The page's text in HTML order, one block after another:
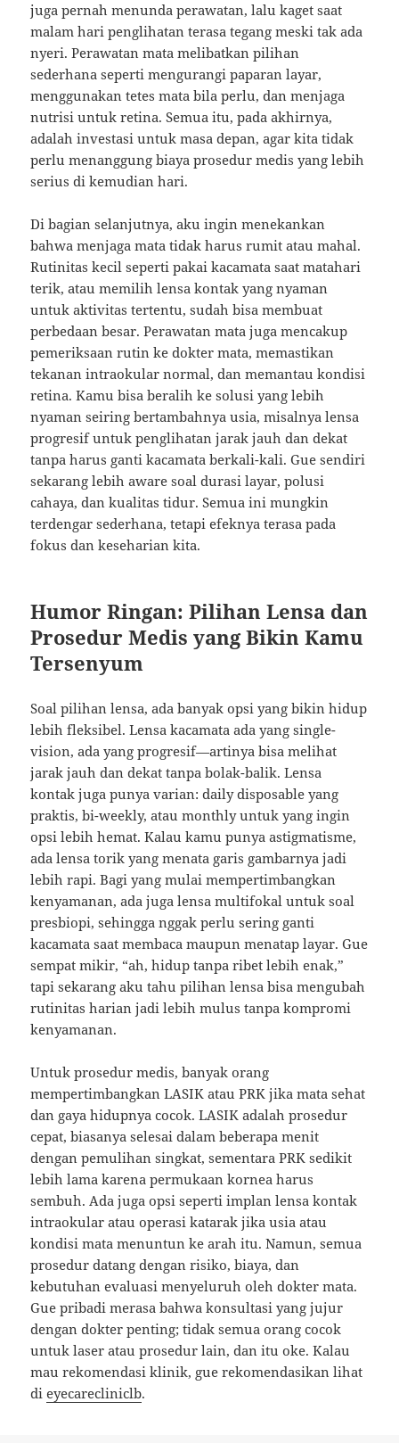
juga pernah menunda perawatan, lalu kaget saat
malam hari penglihatan terasa tegang meski tak ada
nyeri. Perawatan mata melibatkan pilihan
sederhana seperti mengurangi paparan layar,
menggunakan tetes mata bila perlu, dan menjaga
nutrisi untuk retina. Semua itu, pada akhirnya,
adalah investasi untuk masa depan, agar kita tidak
perlu menanggung biaya prosedur medis yang lebih
serius di kemudian hari.
Di bagian selanjutnya, aku ingin menekankan
bahwa menjaga mata tidak harus rumit atau mahal.
Rutinitas kecil seperti pakai kacamata saat matahari
terik, atau memilih lensa kontak yang nyaman
untuk aktivitas tertentu, sudah bisa membuat
perbedaan besar. Perawatan mata juga mencakup
pemeriksaan rutin ke dokter mata, memastikan
tekanan intraokular normal, dan memantau kondisi
retina. Kamu bisa beralih ke solusi yang lebih
nyaman seiring bertambahnya usia, misalnya lensa
progresif untuk penglihatan jarak jauh dan dekat
tanpa harus ganti kacamata berkali-kali. Gue sendiri
sekarang lebih aware soal durasi layar, polusi
cahaya, dan kualitas tidur. Semua ini mungkin
terdengar sederhana, tetapi efeknya terasa pada
fokus dan keseharian kita.
Humor Ringan: Pilihan Lensa dan
Prosedur Medis yang Bikin Kamu
Tersenyum
Soal pilihan lensa, ada banyak opsi yang bikin hidup
lebih fleksibel. Lensa kacamata ada yang single-
vision, ada yang progresif—artinya bisa melihat
jarak jauh dan dekat tanpa bolak-balik. Lensa
kontak juga punya varian: daily disposable yang
praktis, bi-weekly, atau monthly untuk yang ingin
opsi lebih hemat. Kalau kamu punya astigmatisme,
ada lensa torik yang menata garis gambarnya jadi
lebih rapi. Bagi yang mulai mempertimbangkan
kenyamanan, ada juga lensa multifokal untuk soal
presbiopi, sehingga nggak perlu sering ganti
kacamata saat membaca maupun menatap layar. Gue
sempat mikir, “ah, hidup tanpa ribet lebih enak,”
tapi sekarang aku tahu pilihan lensa bisa mengubah
rutinitas harian jadi lebih mulus tanpa kompromi
kenyamanan.
Untuk prosedur medis, banyak orang
mempertimbangkan LASIK atau PRK jika mata sehat
dan gaya hidupnya cocok. LASIK adalah prosedur
cepat, biasanya selesai dalam beberapa menit
dengan pemulihan singkat, sementara PRK sedikit
lebih lama karena permukaan kornea harus
sembuh. Ada juga opsi seperti implan lensa kontak
intraokular atau operasi katarak jika usia atau
kondisi mata menuntun ke arah itu. Namun, semua
prosedur datang dengan risiko, biaya, dan
kebutuhan evaluasi menyeluruh oleh dokter mata.
Gue pribadi merasa bahwa konsultasi yang jujur
dengan dokter penting; tidak semua orang cocok
untuk laser atau prosedur lain, dan itu oke. Kalau
mau rekomendasi klinik, gue rekomendasikan lihat
dieyecarecliniclb.